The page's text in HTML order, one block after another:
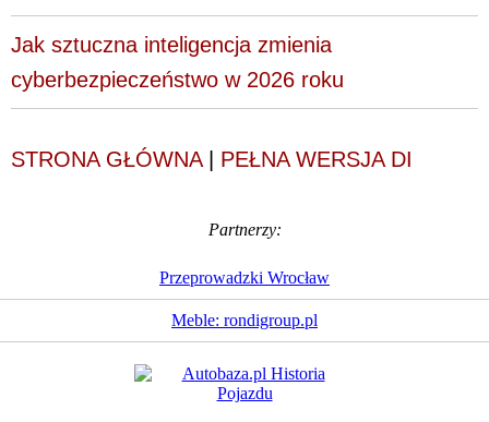
Jak sztuczna inteligencja zmienia
cyberbezpieczeństwo w 2026 roku
STRONA GŁÓWNA| PEŁNA WERSJA DI
Partnerzy:
Przeprowadzki Wrocław
Meble: rondigroup.pl